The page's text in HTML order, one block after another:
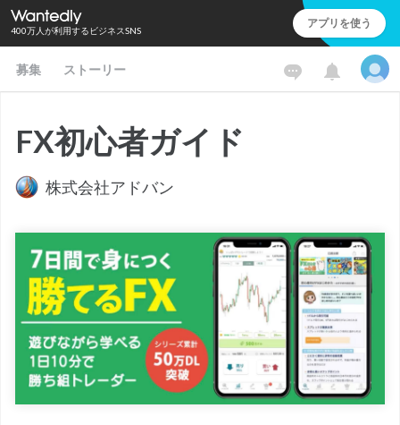
400万人が利用するビジネスSNS アプリを使う
募集 ストーリー
FX初心者ガイド
株式会社アドバン